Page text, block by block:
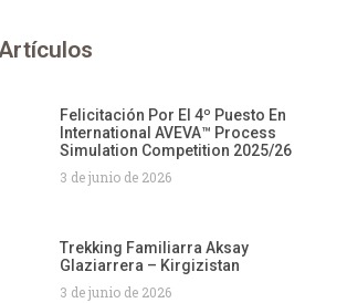
Felicitación Por El 4º Puesto En
International AVEVA™ Process
Simulation Competition 2025/26
3 de junio de 2026
Trekking Familiarra Aksay
Glaziarrera – Kirgizistan
3 de junio de 2026